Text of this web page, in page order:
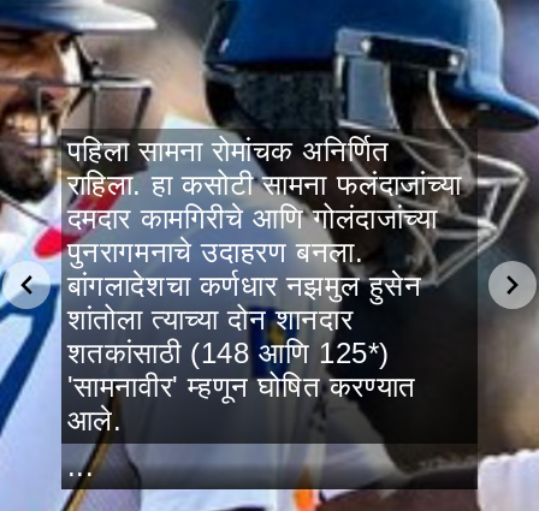
पहिला सामना रोमांचक अनिर्णित
राहिला. हा कसोटी सामना फलंदाजांच्या
दमदार कामगिरीचे आणि गोलंदाजांच्या
पुनरागमनाचे उदाहरण बनला.
बांगलादेशचा कर्णधार नझमुल हुसेन
शांतोला त्याच्या दोन शानदार
शतकांसाठी (148 आणि 125*)
'सामनावीर' म्हणून घोषित करण्यात
आले.
...